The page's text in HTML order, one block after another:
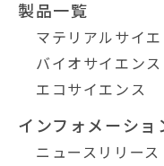
製品一覧
マテリアルサイ
バイオサイエンス
エコサイエンス
インフォメーショ
ニュースリリース